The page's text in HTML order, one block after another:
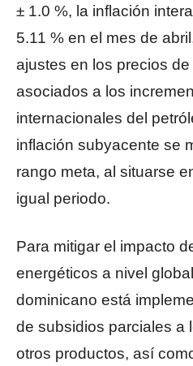
± 1.0 %, la inflación
5.11 % en el mes de
ajustes en los precios
asociados a los
internacionales del
inflación subyacente se
rango meta, al situarse
igual periodo.
Para mitigar el impacto
energéticos a nivel
dominicano está
de subsidios parciales a
otros productos, así